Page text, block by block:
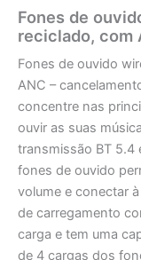
Fones de
reciclado, com
Fones de ouvido
ANC –
concentre nas
ouvir as suas
transmissão BT 5.4
fones de ouvido
volume e conectar
de carregamento
carga e tem uma
de 4 cargas dos